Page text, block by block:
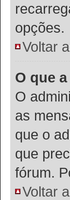
opções.
Voltar
O que
O
as
que o
que
fórum.
Voltar